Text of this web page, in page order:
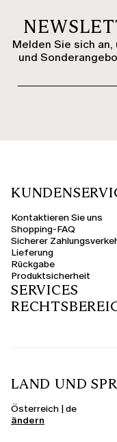
Melden Sie sich
und
Kontaktieren Sie uns
Shopping-FAQ
Sicherer
Lieferung
Rückgabe
Produktsicherheit
SERVICES
LAND UND
Österreich | de
ändern